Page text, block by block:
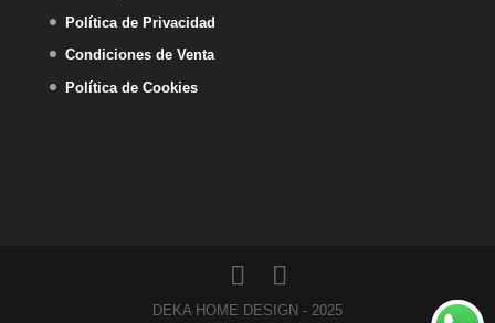
Política de Privacidad
Condiciones de Venta
Política de Cookies
DEKA HOME DESIGN - 2025